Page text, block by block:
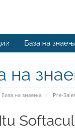
База на
на
База на знаења Pre-